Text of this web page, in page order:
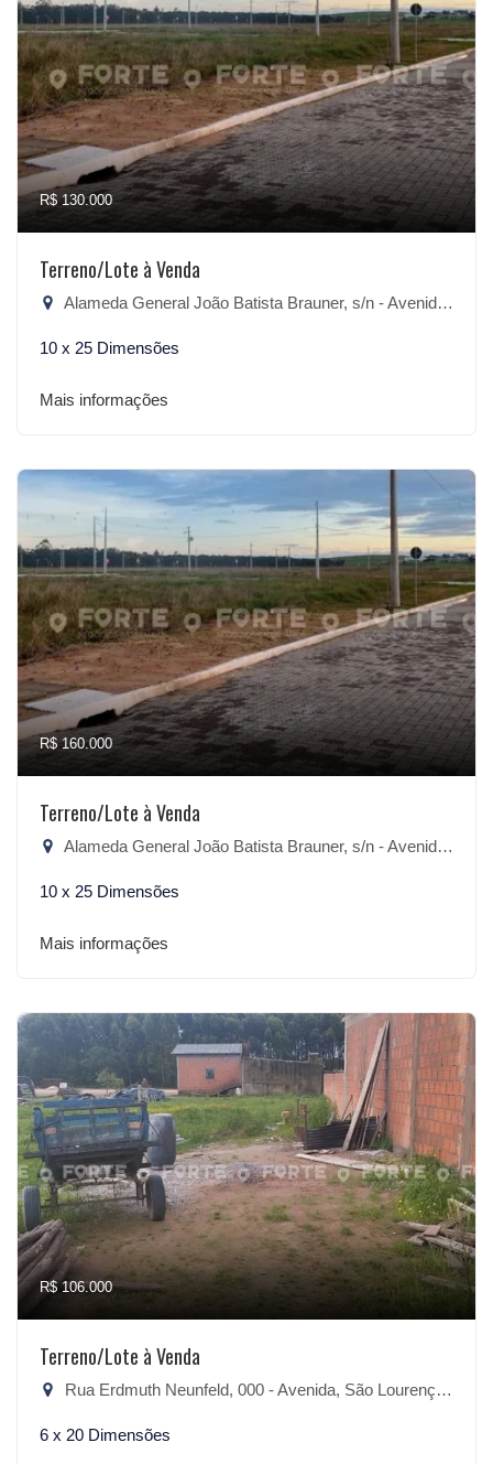
R$ 130.000
Terreno/Lote à Venda
Alameda General João Batista Brauner, s/n - Avenida, São Lourenço do Sul-RS
10 x 25 Dimensões
Mais informações
R$ 160.000
Terreno/Lote à Venda
Alameda General João Batista Brauner, s/n - Avenida, São Lourenço do Sul-RS
10 x 25 Dimensões
Mais informações
R$ 106.000
Terreno/Lote à Venda
Rua Erdmuth Neunfeld, 000 - Avenida, São Lourenço do Sul-RS
6 x 20 Dimensões